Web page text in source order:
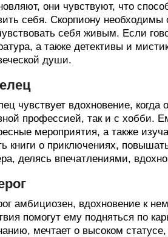
они чувствуют, что
себя. Скорпиону
себя живым. Если
а также детективы и
души.
чувствует вдохновение,
профессией, так и с хобби.
мероприятия, а также
книги о приключениях,
делясь впечатлениями,
амбициозен, вдохновение к
помогут ему подняться по
мечтает о высоком